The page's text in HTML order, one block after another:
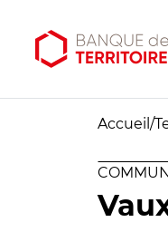
Accueil /